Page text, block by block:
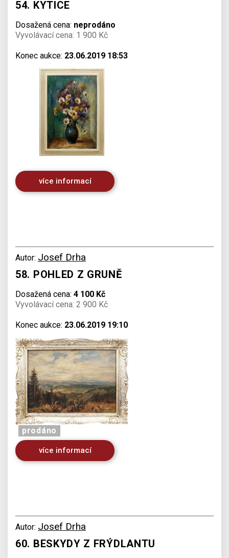
54. KYTICE
Dosažená cena: neprodáno
Vyvolávací cena: 1 900 Kč
Konec aukce: 23.06.2019 18:53
více informací
Autor: Josef Drha
58. POHLED Z GRUNĚ
Dosažená cena: 4 100 Kč
Vyvolávací cena: 2 900 Kč
Konec aukce: 23.06.2019 19:10
prodáno
více informací
Autor: Josef Drha
60. BESKYDY Z FRÝDLANTU